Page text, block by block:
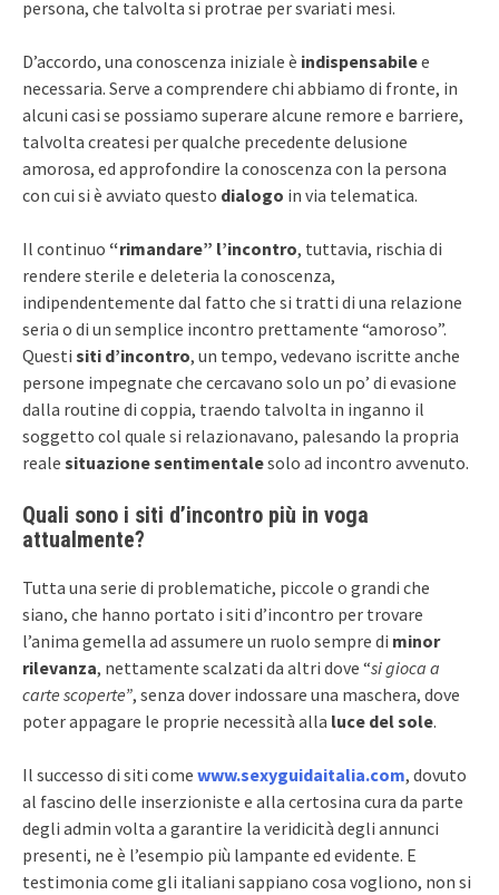
persona, che talvolta si protrae per svariati mesi.
D’accordo, una conoscenza iniziale è indispensabilee
necessaria. Serve a comprendere chi abbiamo di fronte, in
alcuni casi se possiamo superare alcune remore e barriere,
talvolta createsi per qualche precedente delusione
amorosa, ed approfondire la conoscenza con la persona
con cui si è avviato questo dialogo in via telematica.
Il continuo “rimandare” l’incontro, tuttavia, rischia di
rendere sterile e deleteria la conoscenza,
indipendentemente dal fatto che si tratti di una relazione
seria o di un semplice incontro prettamente “amoroso”.
Questi siti d’incontro, un tempo, vedevano iscritte anche
persone impegnate che cercavano solo un po’ di evasione
dalla routine di coppia, traendo talvolta in inganno il
soggetto col quale si relazionavano, palesando la propria
reale situazione sentimentalesolo ad incontro avvenuto.
Quali sono i siti d’incontro più in voga
attualmente?
Tutta una serie di problematiche, piccole o grandi che
siano, che hanno portato i siti d’incontro per trovare
l’anima gemella ad assumere un ruolo sempre di minor
rilevanza, nettamente scalzati da altri dove “si gioca a
carte scoperte”, senza dover indossare una maschera, dove
poter appagare le proprie necessità alla luce del sole.
Il successo di siti come www.sexyguidaitalia.com, dovuto
al fascino delle inserzioniste e alla certosina cura da parte
degli admin volta a garantire la veridicità degli annunci
presenti, ne è l’esempio più lampante ed evidente. E
testimonia come gli italiani sappiano cosa vogliono, non si